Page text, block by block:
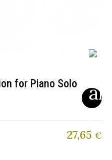
for Piano Solo
27,65 €